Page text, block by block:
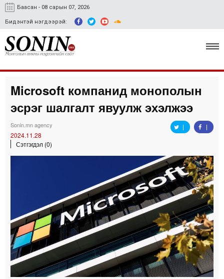
Баасан - 08 сарын 07, 2026
Бидэнтэй нэгдээрэй:
Улс төр, эдийн засаг
Гэмт хэрэг
Спорт
Easy news
Microsoft компанид монополын
эсрэг шалгалт явуулж эхэлжээ
Sonin.mn agency
2024.11.28
Сэтгэгдэл (0)